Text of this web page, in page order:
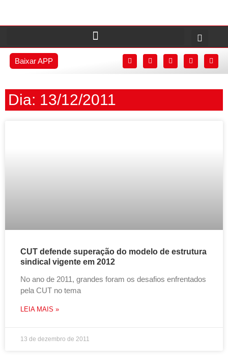
Baixar APP
Dia: 13/12/2011
CUT defende superação do modelo de estrutura
sindical vigente em 2012
No ano de 2011, grandes foram os desafios enfrentados
pela CUT no tema
LEIA MAIS »
13 de dezembro de 2011